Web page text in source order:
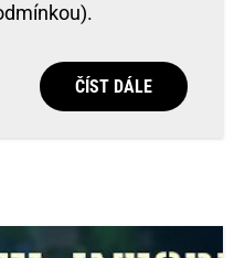
ČÍST DÁLE